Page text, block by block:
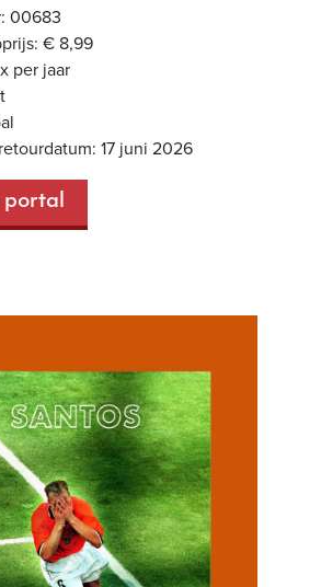
00683
€ 8,99
per jaar
17 juni 2026
portal